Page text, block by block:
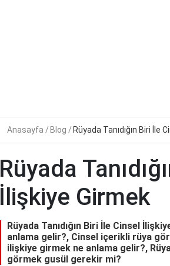
Anasayfa Blog Rüyada Tanıdığın Biri İle
Rüyada
İlişkiye Girmek
Rüyada Tanıdığın Biri İle Cinsel
anlama gelir?, Cinsel içerikli rüya
ilişkiye girmek ne anlama gelir?,
görmek gusül gerekir mi?